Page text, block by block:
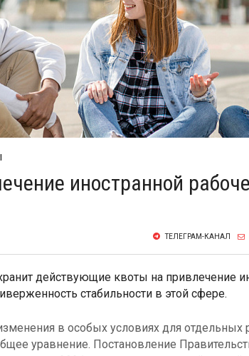
иностранной
ТЕЛЕГРАМ-КАНАЛ
действующие квоты на привлечение
стабильности в этой сфере.
в особых условиях для отдельных
уравнение. Постановление